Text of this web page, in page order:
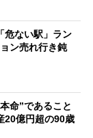
危ない駅」ラン
ン売れ行き鈍
命”であること
20億円超の90歳